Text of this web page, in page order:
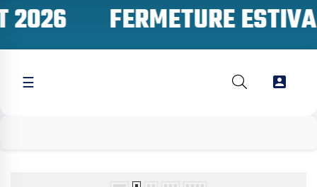
☰ 